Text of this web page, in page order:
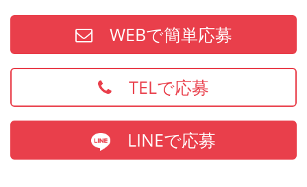
WEBで簡単応募
TELで応募
LINEで応募